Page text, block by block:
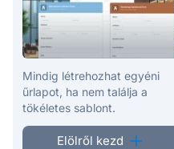
Mindig létrehozhat egyéni
űrlapot, ha nem találja a
tökéletes sablont.
Elölről kezd